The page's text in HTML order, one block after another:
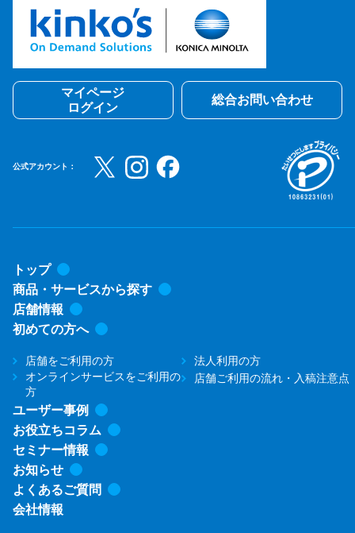
マイページ
ログイン
総合お問い合わせ
公式アカウント：
トップ
商品・サービスから探す
店舗情報
初めての方へ
店舗をご利用の方
法人利用の方
オンラインサービスをご利用の
方
店舗ご利用の流れ・入稿注意点
ユーザー事例
お役立ちコラム
セミナー情報
お知らせ
よくあるご質問
会社情報